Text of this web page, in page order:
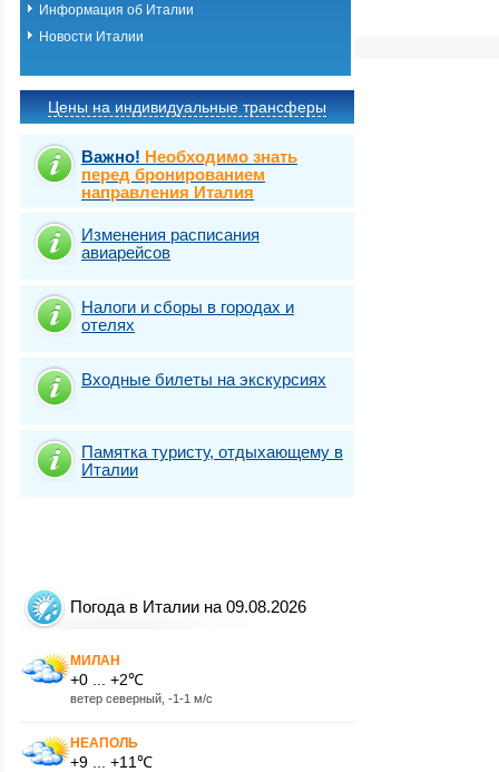
Информация об Италии
Новости Италии
Цены на индивидуальные трансферы
Важно! Необходимо знать
перед бронированием
направления Италия
Изменения расписания
авиарейсов
Налоги и сборы в городах и
отелях
Входные билеты на экскурсиях
Памятка туристу, отдыхающему в
Италии
Погода в Италии на 09.08.2026
МИЛАН
+0 ... +2℃
ветер северный, -1-1 м/с
НЕАПОЛЬ
+9 ... +11℃